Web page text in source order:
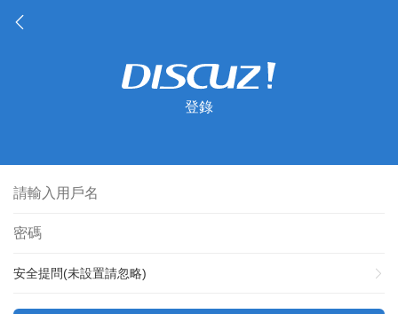
登錄
安全提問(未設置請忽略)